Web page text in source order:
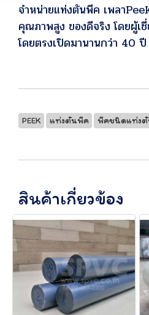
จำหน่ายแท่งตันพีค เพลา
คุณภาพสูง ของดีจริง โดยผู้เ
โดยตรงเปิดมานานกว่า 40 ปี
PEEK แท่งตันพีค พีคชนิดแท่ง
สินค้าเกี่ยวข้อง